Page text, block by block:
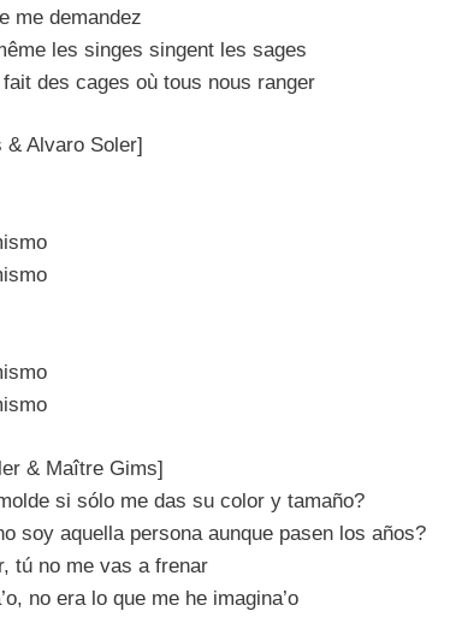
me demandez
les singes singent les sages
des cages où tous nous ranger
Alvaro Soler]
& Maître Gims]
si sólo me das su color y tamaño?
soy aquella persona aunque pasen los años?
tú no me vas a frenar
no era lo que me he imagina’o